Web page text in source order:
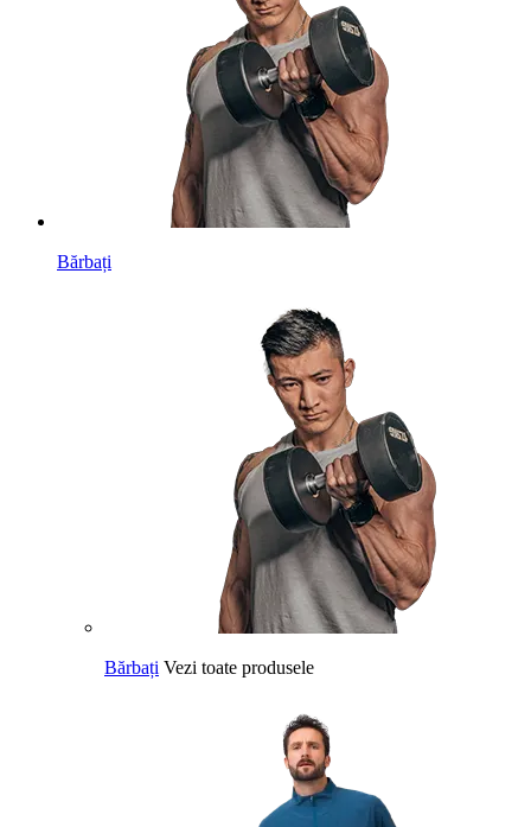
Bărbați
Bărbați Vezi toate produsele